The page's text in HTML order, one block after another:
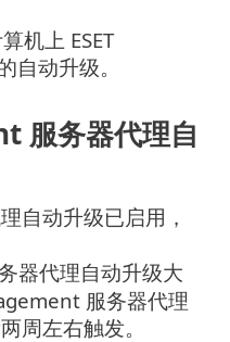
机上 ESET
动升级。
服务器代理自
自动升级已启用，
器代理自动升级大
服务器代理
周左右触发。